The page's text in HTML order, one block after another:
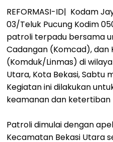
REFORMASI-ID| Kodam
03/Teluk Pucung Kodim
patroli terpadu bersama
Cadangan (Komcad), dan
(Komduk/Linmas) di
Utara, Kota Bekasi, Sabtu
Kegiatan ini dilakukan
keamanan dan ketertiban
Patroli dimulai dengan
Kecamatan Bekasi Utara